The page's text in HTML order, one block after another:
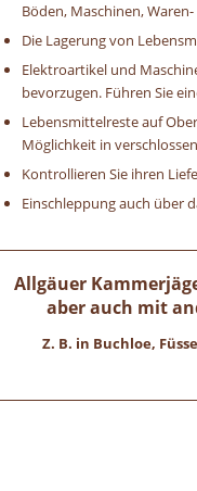
Böden, Maschinen,
Die Lagerung von
Elektroartikel und
bevorzugen. Führen Sie
Lebensmittelreste auf
Möglichkeit in
Kontrollieren Sie ihren
Einschleppung auch über
Allgäuer
aber auch mit
Z. B. in Buchloe,